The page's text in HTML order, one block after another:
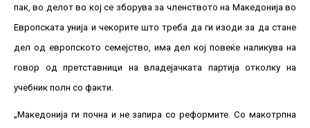
пак, во делот во кој се зборува за членството на Македонија во
Европската унија и чекорите што треба да ги изоди за да стане
дел од европското семејство, има дел кој повеќе наликува на
говор од претставници на владејачката партија отколку на
учебник полн со факти.
„Македонија ги почна и не запира со реформите. Со макотрпна